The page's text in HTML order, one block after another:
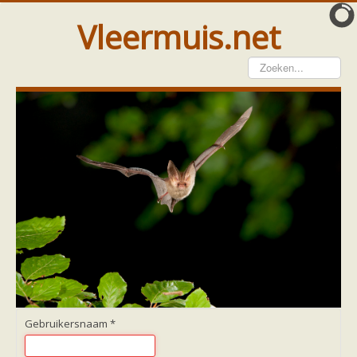
Vleermuis.net
Vleermuis gezien
Waarneming doorgeven
Wat doen wij met meldingen
Telinstructie
Waarnemingen doorgeven elders
Hulp
Vleermuis gevonden
Vanginstructie
Hulp per email
Hulp per provincie
Drenthe
Groningen
Home
Gebruikersnaam *